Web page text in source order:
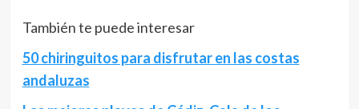
También te puede interesar
50 chiringuitos para disfrutar en las costas
andaluzas